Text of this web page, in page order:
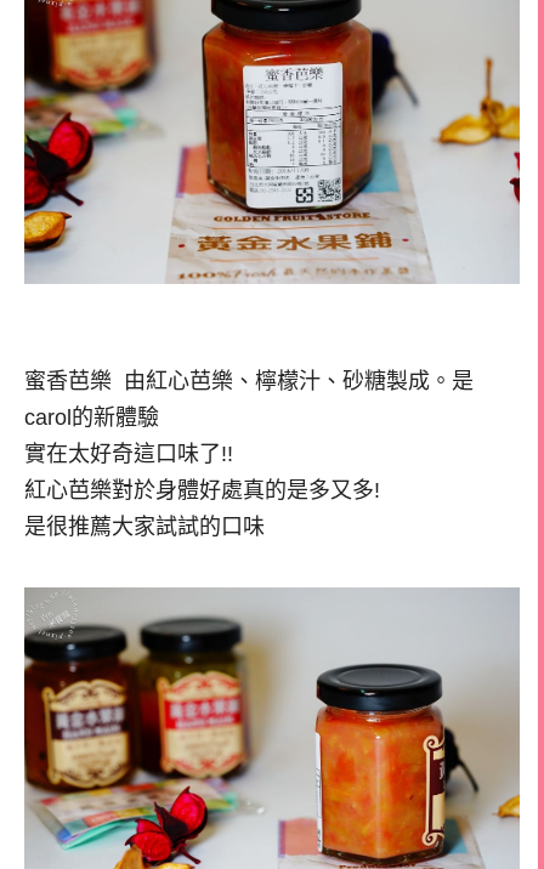
蜜香芭樂 由紅心芭樂、檸檬汁、砂糖製成。是
carol的新體驗
實在太好奇這口味了!!
紅心芭樂對於身體好處真的是多又多!
是很推薦大家試試的口味